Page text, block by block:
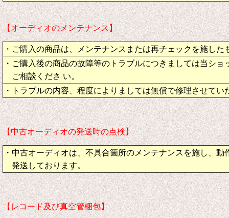
【オーディオのメンテナンス】
・ご購入の商品は、メンテナンスまたは再チェックを施し
・ご購入後の商品の故障等のトラブルにつきましては当ショ
ご相談くださ い。
・トラブルの内容、程度によりましては無償で修理させてい
【中古オーディオの発送時の点検】
・中古オーディオは、不具合箇所のメンテナンスを施し、動
発送しております。
【レコード及び真空管梱包】